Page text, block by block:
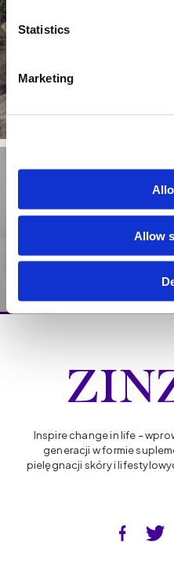
Statistics
Marketing
Allow
Jak
Jak
Inspire change in life –
generacji w formie
pielęgnacji skóry i